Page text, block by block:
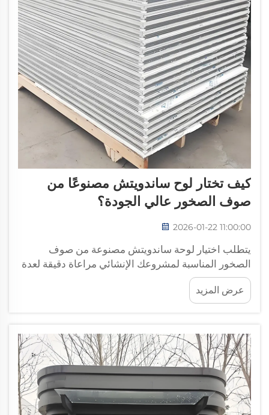
كيف تختار لوح ساندويتش مصنوعًا من
صوف الصخور عالي الجودة؟
2026-01-22 11:00:00
يتطلب اختيار لوحة ساندويتش مصنوعة من صوف
الصخور المناسبة لمشروعك الإنشائي مراعاة دقيقة لعدة
عوامل تؤثر بشكل مباشر على الأداء والسلامة والقيمة
طويلة المدى. ولقد حقَّقت هذه المواد البنائية متعددة
الاستخدامات طفرةً في مجال البناء الحديث...
عرض المزيد